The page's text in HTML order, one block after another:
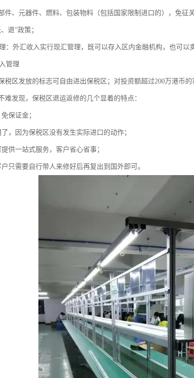
件、元器件、燃料、包装物料（包括国家限制进口的），免
退”政策；
外汇收入实行现汇管理，既可以存入区内金融机构，也可以
管理
税区发放的标志可自由进出保税区；对投资额超过200万港币的
难发现，保税区退运返修的几个显着的特点：
保证金；
，因为保税区没有发生实际进口的动作；
供一站式服务，客户省心省事；
只需要自行带人来修好后再复出到国外即可。